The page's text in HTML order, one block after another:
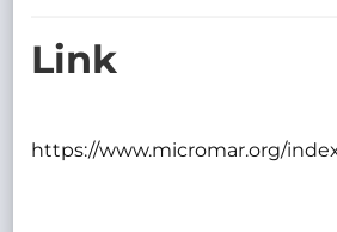
Link
https://www.micromar.org/